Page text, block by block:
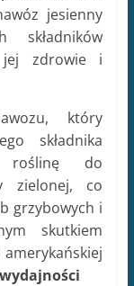
jesienny
składników
jej zdrowie i
który
składnika
roślinę do
zielonej, co
grzybowych i
skutkiem